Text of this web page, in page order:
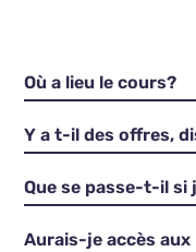
Où a lieu le cours?
Y a t-il des offres,
Que se passe-t-il si
Aurais-je accès